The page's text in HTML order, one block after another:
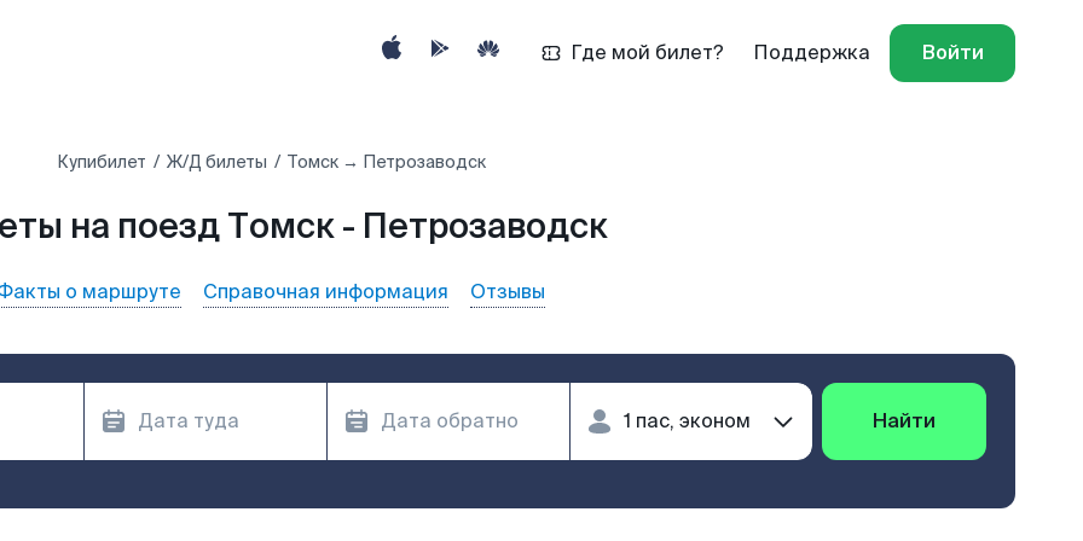
Где мой билет? Поддержка Войти
Купибилет Ж/Д билеты Томск → Петрозаводск
на поезд Томск - Петрозаводск
о маршруте Справочная информация Отзывы
Найти